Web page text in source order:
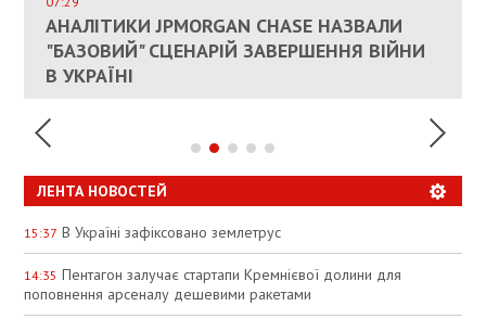
КАНДИДАТ В ПРЕМЬЕРЫ ПОЛЬШИ ПРИЗВАЛ
ЕС ПРЕКРАТИТЬ ВОЕННУЮ ПОМОЩЬ
УКРАИНЕ
АНАЛІТИКИ JPMORGAN CHASE НАЗВАЛИ
"БАЗОВИЙ" СЦЕНАРІЙ ЗАВЕРШЕННЯ ВІЙНИ
В УКРАЇНІ
РЮТТЕ
ПАЛИВНИЙ РИНОК РОЗІГРІЛИ ШТУЧНО:
АНАЛІТИКИ ЗВИНУВАТИЛИ АЗС У
СПЕКУЛЯЦІЇ
ЛЕНТА НОВОСТЕЙ
15:37 В Україні зафіксовано землетрус
14:35 Пентагон залучає стартапи Кремнієвої долини для
поповнення арсеналу дешевими ракетами